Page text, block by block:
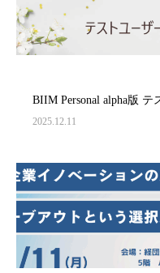
BIIM Personal alpha版
2025.12.11